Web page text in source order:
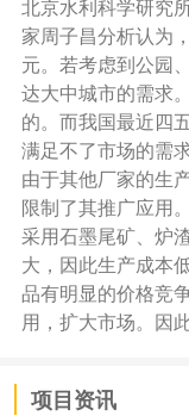
北京水利科学研究
家周子昌分析认为
元。若考虑到公园
达大中城市的需求
的。而我国最近四
满足不了市场的需求
由于其他厂家的生
限制了其推广应用
采用石墨尾矿、炉
大，因此生产成本
品有明显的价格竞
用，扩大市场。因
项目资讯